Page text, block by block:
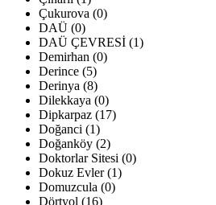
Çukurova (0)
DAÜ (0)
DAÜ ÇEVRESİ (1)
Demirhan (0)
Derince (5)
Derinya (8)
Dilekkaya (0)
Dipkarpaz (17)
Doğanci (1)
Doğanköy (2)
Doktorlar Sitesi (0)
Dokuz Evler (1)
Domuzcula (0)
Dörtyol (16)